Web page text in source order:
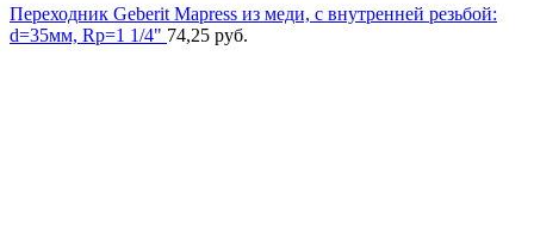
Переходник Geberit Mapress из меди, с внутренней резьбой:
d=35мм, Rp=1 1/4" 74,25 руб.